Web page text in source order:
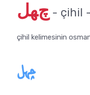
چﻬﻞ
چهل